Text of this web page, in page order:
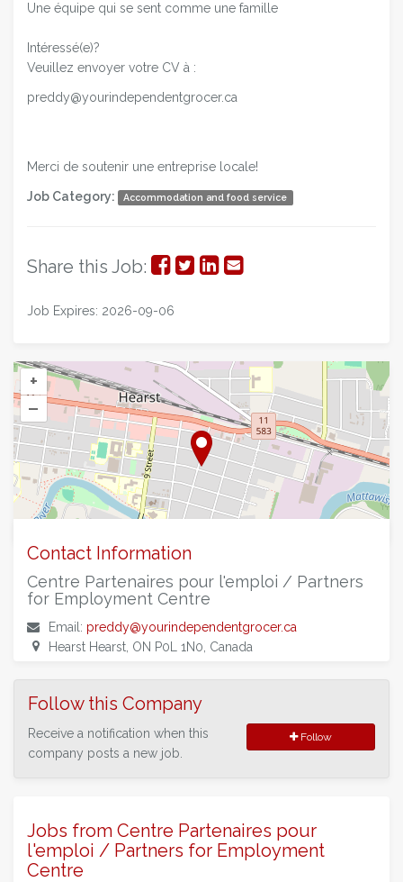
Une équipe qui se sent comme une famille
Intéressé(e)?
Veuillez envoyer votre CV à :
preddy@yourindependentgrocer.ca
Merci de soutenir une entreprise locale!
Job Category: Accommodation and food service
Share this Job: Share
on
Share
ShareShare
Job Expires: 2026-09-06
+
–
Contact Information
Centre Partenaires pour l'emploi / Partners
for Employment Centre
Email: preddy@yourindependentgrocer.ca
Hearst Hearst, ON P0L 1N0, Canada
Follow this Company
Receive a notification when this
company posts a new job.
Follow
Jobs from Centre Partenaires pour
l'emploi / Partners for Employment
Centre